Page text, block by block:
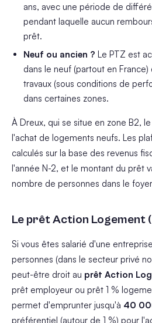
ans, avec une période de
pendant laquelle aucun
prêt.
Neuf ou ancien ? Le PTZ est
dans le neuf (partout en
travaux (sous conditions de
dans certaines zones.
À Dreux, qui se situe en zone B2,
l'achat de logements neufs. Les
calculés sur la base des revenus
l'année N-2, et le montant du prêt
nombre de personnes dans le
Le prêt Action Logement
Si vous êtes salarié d'une
personnes (dans le secteur privé
peut-être droit au prêt Action
prêt employeur ou prêt 1 %
permet d'emprunter jusqu'à 40
préférentiel (autour de 1 %) pour